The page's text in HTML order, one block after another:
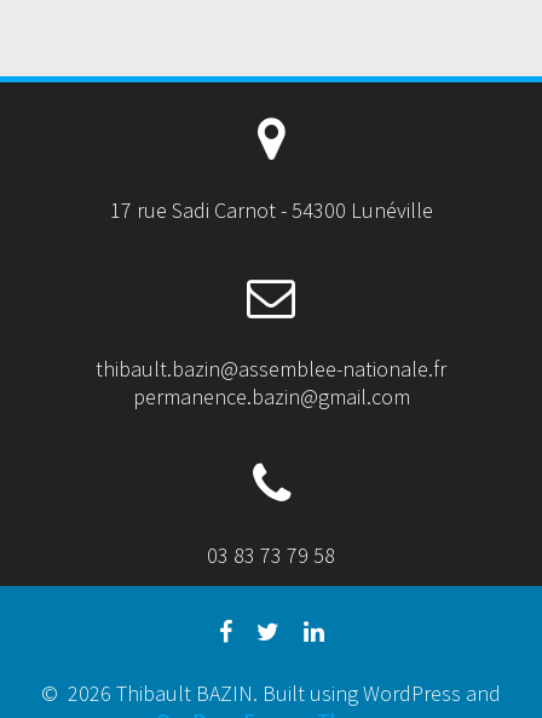
17 rue Sadi Carnot - 54300 Lunéville
thibault.bazin@assemblee-nationale.fr
permanence.bazin@gmail.com
03 83 73 79 58
© 2026 Thibault BAZIN. Built using WordPress and